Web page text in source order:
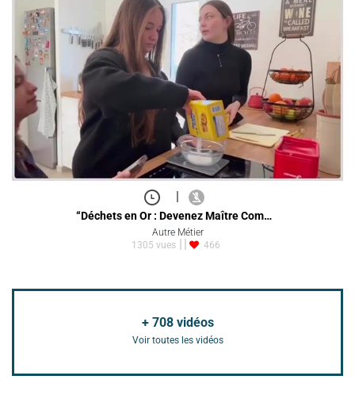
“Déchets en Or : Devenez Maître Com…
Autre Métier
1305 vues
466
+ 708vidéos
Voir toutes les vidéos